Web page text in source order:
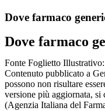
Dove farmaco
Dove farmaco
Fonte Foglietto
Contenuto pubblicato a
possono non risultare
versione più aggiornata,
(Agenzia Italiana del